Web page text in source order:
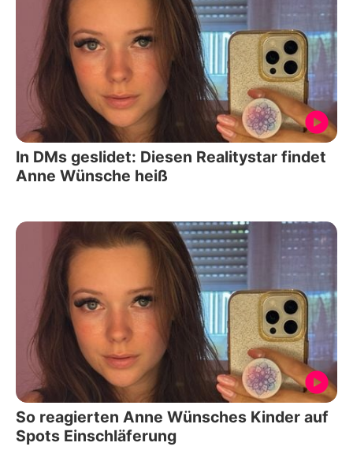
In DMs geslidet: Diesen Realitystar findet
Anne Wünsche heiß
So reagierten Anne Wünsches Kinder auf
Spots Einschläferung